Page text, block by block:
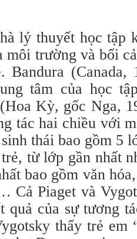
lý thuyết học tập
môi trường và bối
Bandura (Canada,
tâm của học
Kỳ, gốc Nga,
tác hai chiều với
thái bao gồm 5
từ lớp gần nhất
bao gồm văn
Cả Piaget và
quả của sự tương
thấy trẻ em